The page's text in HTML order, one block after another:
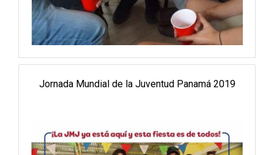
Jornada Mundial de la Juventud Panamá 2019